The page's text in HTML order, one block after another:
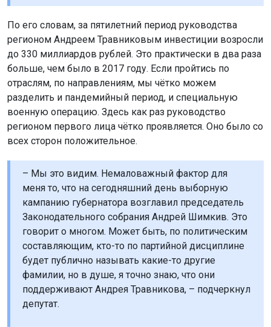
По его словам, за пятилетний период руководства
регионом Андреем Травниковым инвестиции возросли
до 330 миллиардов рублей. Это практически в два раза
больше, чем было в 2017 году. Если пройтись по
отраслям, по направлениям, мы чётко можем
разделить и пандемийный период, и специальную
военную операцию. Здесь как раз руководство
регионом первого лица чётко проявляется. Оно было со
всех сторон положительное.
– Мы это видим. Немаловажный фактор для
меня то, что на сегодняшний день выборную
кампанию губернатора возглавил председатель
Законодательного собрания Андрей Шимкив. Это
говорит о многом. Может быть, по политическим
составляющим, кто-то по партийной дисциплине
будет публично называть какие-то другие
фамилии, но в душе, я точно знаю, что они
поддерживают Андрея Травникова, – подчеркнул
депутат.